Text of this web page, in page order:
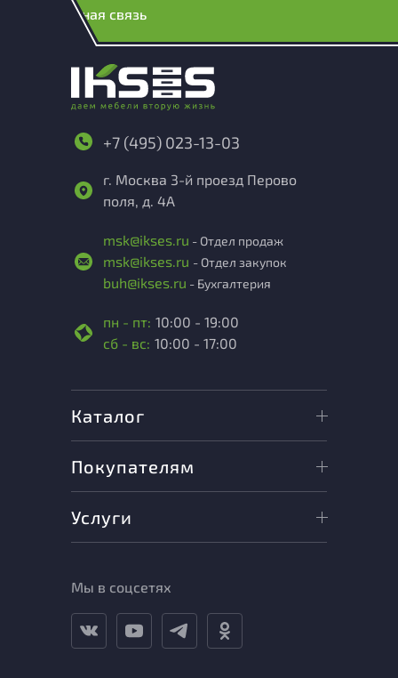
Обратная связь
+7 (495) 023-13-03
г. Москва 3-й проезд Перово
поля, д. 4А
msk@ikses.ru - Отдел продаж
msk@ikses.ru - Отдел закупок
buh@ikses.ru - Бухгалтерия
пн - пт: 10:00 - 19:00
сб - вс: 10:00 - 17:00
Каталог
Покупателям
Услуги
Мы в соцсетях